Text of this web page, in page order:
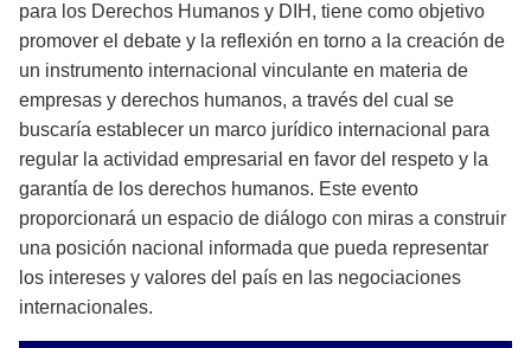
para los Derechos Humanos y DIH, tiene como objetivo
promover el debate y la reflexión en torno a la creación de
un instrumento internacional vinculante en materia de
empresas y derechos humanos, a través del cual se
buscaría establecer un marco jurídico internacional para
regular la actividad empresarial en favor del respeto y la
garantía de los derechos humanos. Este evento
proporcionará un espacio de diálogo con miras a construir
una posición nacional informada que pueda representar
los intereses y valores del país en las negociaciones
internacionales.